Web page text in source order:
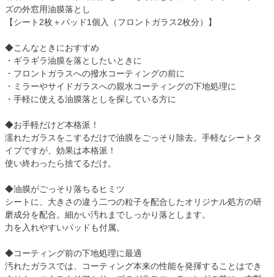
ズの外窓用油膜落とし
【シート2枚＋パッド1個入（フロントガラス2枚分）】
◆こんなときにおすすめ
・ギラギラ油膜を落としたいときに
・フロントガラスへの撥水コーティングの前に
・ミラーやサイドガラスへの親水コーティングの下地処理に
・手軽に使える油膜落としを探している方に
◆お手軽だけど本格派！
濡れたガラスをこするだけで油膜をごっそり除去。手軽なシートタ
イプですが、効果は本格派！
使い終わったら捨てるだけ。
◆油膜がごっそり落ちるヒミツ
シートに、大きさの違う二つの粒子を配合したオリジナル処方の研
磨成分を配合。細かい汚れまでしっかり落とします。
力を入れやすいパッドも付属。
◆コーティング前の下地処理に最適
汚れたガラスでは、コーティング本来の性能を発揮することはでき